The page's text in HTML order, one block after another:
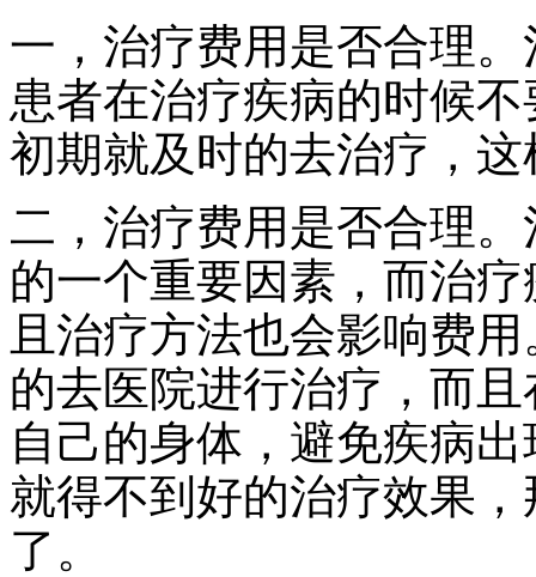
一，治疗费用是否合理
患者在治疗疾病的时候
初期就及时的去治疗，
二，治疗费用是否合理
的一个重要因素，而治
且治疗方法也会影响费
的去医院进行治疗，而
自己的身体，避免疾病
就得不到好的治疗效果
了。